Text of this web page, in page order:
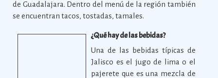
de Guadalajara. Dentro del menú de la región también
se encuentran tacos, tostadas, tamales.
¿Qué hay de las bebidas?
Una de las bebidas típicas de
Jalisco es el jugo de lima o el
pajerete que es una mezcla de